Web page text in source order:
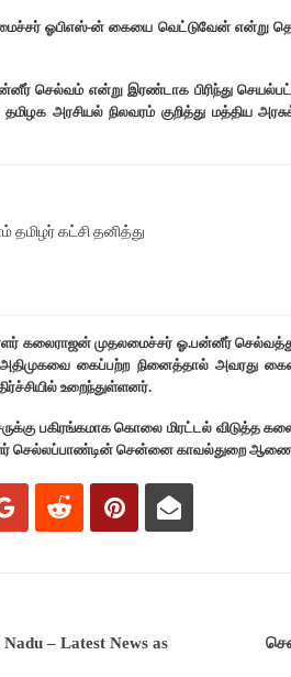
ஓபிஎஸ்-ன் கையை வெட்டுவேன் என்று
செல்வம் என்று இரண்டாக பிரிந்து
அரசியல் நிலவரம் குறித்து மத்திய
தமிழர் கட்சி தனித்து
கலைராஜன் முதலமைச்சர் ஓ.பன்னீர்
கைப்பற்ற நினைத்தால் அவரது
உறைந்துள்ளனர்.
பகிரங்கமாக கொலை மிரட்டல் விடுத்த
செல்லப்பாண்டின் சென்னை காவல்துறை
– Latest News as